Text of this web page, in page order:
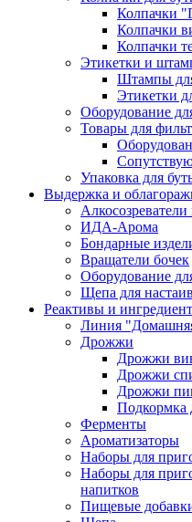
Колпачки
Колпачки
Колпачки
Этикетки и
Штампы
Этикетки
Оборудование
Товары для
Упаковка для
Выдержка и
ИДА-Арома
Бондарные
Вращатели бочек
Оборудование
Щепа для
Реактивы и
Линия
Дрожжи
Дрожжи
Дрожжи
Дрожжи
Подкормка
Ферменты
Ароматизаторы
Наборы для
Наборы для
напитков
Пищевые